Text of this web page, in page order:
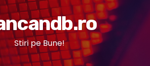
Stiri pe Bune!